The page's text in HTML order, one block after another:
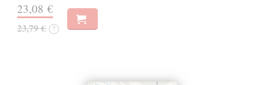
23,08 €
23,79 € ?